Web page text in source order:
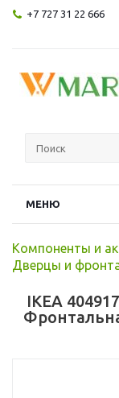
+7 727 31 22 666
МЕНЮ
Компоненты и
Дверцы и
IKEA